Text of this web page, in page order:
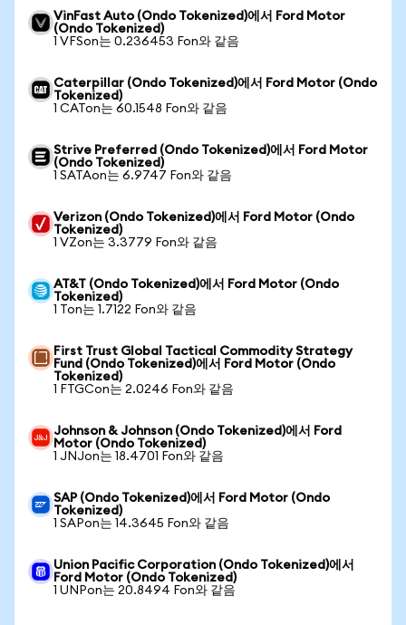
VinFast Auto (Ondo Tokenized)에서 Ford Motor
(Ondo Tokenized)
1 VFSon는 0.236453 Fon와 같음
Caterpillar (Ondo Tokenized)에서 Ford Motor (Ondo
Tokenized)
1 CATon는 60.1548 Fon와 같음
Strive Preferred (Ondo Tokenized)에서 Ford Motor
(Ondo Tokenized)
1 SATAon는 6.9747 Fon와 같음
Verizon (Ondo Tokenized)에서 Ford Motor (Ondo
Tokenized)
1 VZon는 3.3779 Fon와 같음
AT&T (Ondo Tokenized)에서 Ford Motor (Ondo
Tokenized)
1 Ton는 1.7122 Fon와 같음
First Trust Global Tactical Commodity Strategy
Fund (Ondo Tokenized)에서 Ford Motor (Ondo
Tokenized)
1 FTGCon는 2.0246 Fon와 같음
Johnson & Johnson (Ondo Tokenized)에서 Ford
Motor (Ondo Tokenized)
1 JNJon는 18.4701 Fon와 같음
SAP (Ondo Tokenized)에서 Ford Motor (Ondo
Tokenized)
1 SAPon는 14.3645 Fon와 같음
Union Pacific Corporation (Ondo Tokenized)에서
Ford Motor (Ondo Tokenized)
1 UNPon는 20.8494 Fon와 같음